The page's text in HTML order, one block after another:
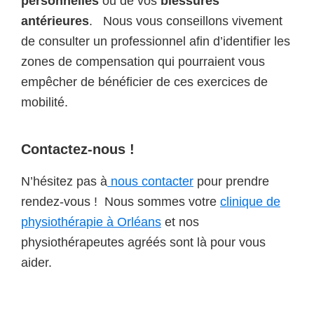
antérieures. Nous vous conseillons vivement
de consulter un professionnel afin d’identifier les
zones de compensation qui pourraient vous
empêcher de bénéficier de ces exercices de
mobilité.
Contactez-nous !
N’hésitez pas à nous contacter pour prendre
rendez-vous ! Nous sommes votre clinique de
physiothérapie à Orléans et nos
physiothérapeutes agréés sont là pour vous
aider.